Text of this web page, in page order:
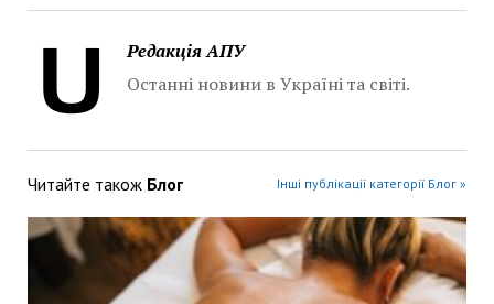
Редакція АПУ
Останні новини в Україні та світі.
Читайте також Блог Інші публікації категорії Блог »